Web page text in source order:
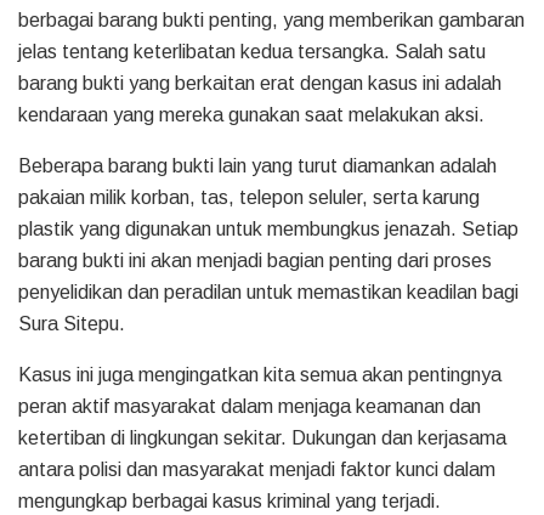
berbagai barang bukti penting, yang memberikan gambaran
jelas tentang keterlibatan kedua tersangka. Salah satu
barang bukti yang berkaitan erat dengan kasus ini adalah
kendaraan yang mereka gunakan saat melakukan aksi.
Beberapa barang bukti lain yang turut diamankan adalah
pakaian milik korban, tas, telepon seluler, serta karung
plastik yang digunakan untuk membungkus jenazah. Setiap
barang bukti ini akan menjadi bagian penting dari proses
penyelidikan dan peradilan untuk memastikan keadilan bagi
Sura Sitepu.
Kasus ini juga mengingatkan kita semua akan pentingnya
peran aktif masyarakat dalam menjaga keamanan dan
ketertiban di lingkungan sekitar. Dukungan dan kerjasama
antara polisi dan masyarakat menjadi faktor kunci dalam
mengungkap berbagai kasus kriminal yang terjadi.